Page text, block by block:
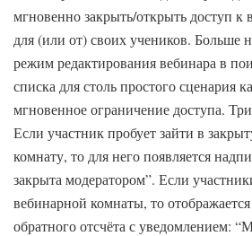
мгновенно закрыть/открыть доступ к
для (или от) своих учеников. Больше
режим редактирования вебинара в
списка для столь простого сценария
мгновенное ограничение доступа.
Если участник пробует зайти в
комнату, то для него появляется
закрыта модератором”. Если
вебинарной комнаты, то
обратного отсчёта с уведомлением: